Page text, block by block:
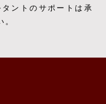
ントのサポートは承